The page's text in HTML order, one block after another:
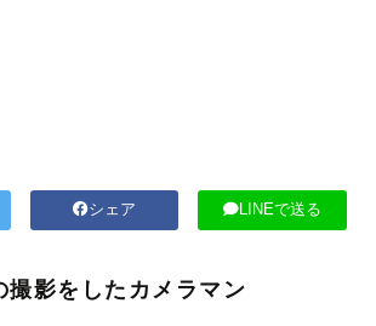
シェア LINEで送る
撮影をしたカメラマン